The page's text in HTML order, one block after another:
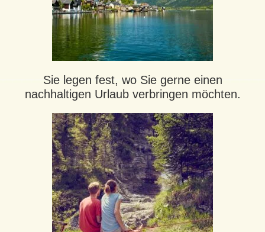
Sie legen fest, wo Sie gerne einen
nachhaltigen Urlaub verbringen möchten.